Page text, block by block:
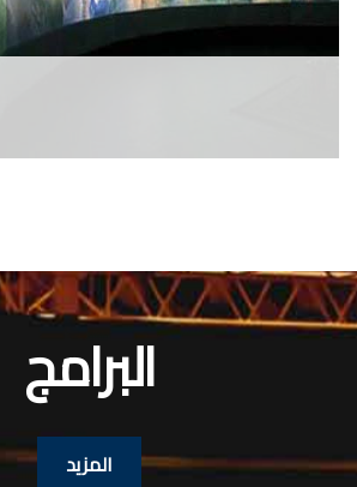
البرامج
المزيد